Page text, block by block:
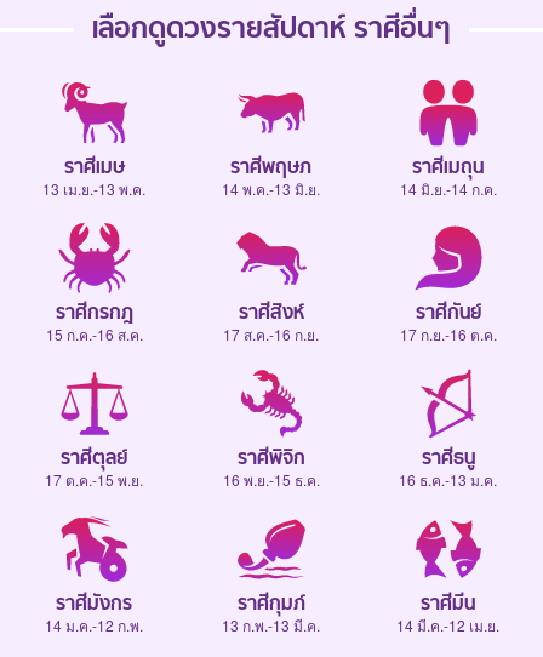
เลือกดูดวงรายสัปดาห์ ราศีอื่นๆ
ราศีเมษ
13 เม.ย.-13 พ.ค.
ราศีพฤษภ
14 พ.ค.-13 มิ.ย.
ราศีเมถุน
14 มิ.ย.-14 ก.ค.
ราศีกรกฎ
15 ก.ค.-16 ส.ค.
ราศีสิงห์
17 ส.ค.-16 ก.ย.
ราศีกันย์
17 ก.ย.-16 ต.ค.
ราศีตุลย์
17 ต.ค.-15 พ.ย.
ราศีพิจิก
16 พ.ย.-15 ธ.ค.
ราศีธนู
16 ธ.ค.-13 ม.ค.
ราศีมังกร
14 ม.ค.-12 ก.พ.
ราศีกุมภ์
13 ก.พ.-13 มี.ค.
ราศีมีน
14 มี.ค.-12 เม.ย.